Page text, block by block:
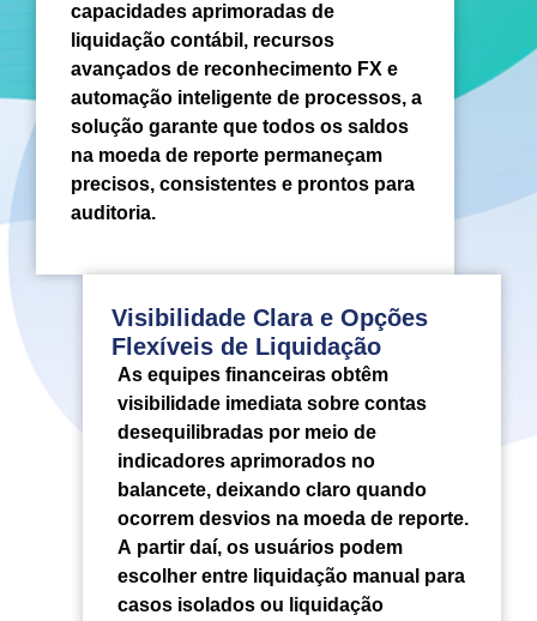
capacidades aprimoradas de
liquidação contábil, recursos
avançados de reconhecimento FX e
automação inteligente de processos, a
solução garante que todos os saldos
na moeda de reporte permaneçam
precisos, consistentes e prontos para
auditoria.
Visibilidade Clara e Opções
Flexíveis de Liquidação
As equipes financeiras obtêm
visibilidade imediata sobre contas
desequilibradas por meio de
indicadores aprimorados no
balancete, deixando claro quando
ocorrem desvios na moeda de reporte.
A partir daí, os usuários podem
escolher entre liquidação manual para
casos isolados ou liquidação